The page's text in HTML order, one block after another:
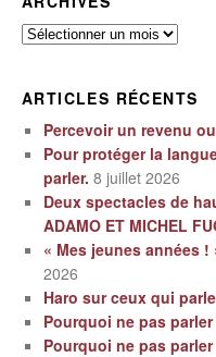
Archives
ARTICLES RÉCENTS
Percevoir un revenu
Pour protéger la
parler. 8 juillet 2026
Deux spectacles de
ADAMO ET MICHEL
« Mes jeunes années
2026
Haro sur ceux qui
Pourquoi ne pas
Pourquoi ne pas